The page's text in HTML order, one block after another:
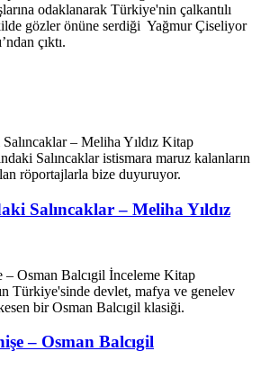
odaklanarak Türkiye'nin çalkantılı
gözler önüne serdiği Yağmur Çiseliyor
çıktı.
Kitap
Salıncaklar istismara maruz kalanların
röportajlarla bize duyuruyor.
Salıncaklar – Meliha Yıldız
İnceleme Kitap
Türkiye'sinde devlet, mafya ve genelev
bir Osman Balcıgil klasiği.
– Osman Balcıgil